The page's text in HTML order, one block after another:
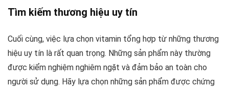
Tìm kiếm thương hiệu uy tín
Cuối cùng, việc lựa chọn vitamin tổng hợp từ những thương
hiệu uy tín là rất quan trọng. Những sản phẩm này thường
được kiểm nghiệm nghiêm ngặt và đảm bảo an toàn cho
người sử dụng. Hãy lựa chọn những sản phẩm được chứng